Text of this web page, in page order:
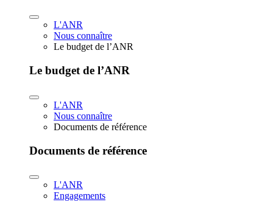
L'ANR
Nous connaître
Le budget de l’ANR
Le budget de l’ANR
L'ANR
Nous connaître
Documents de référence
Documents de référence
L'ANR
Engagements